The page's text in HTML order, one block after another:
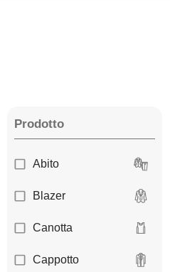
Prodotto
Abito
Blazer
Canotta
Cappotto